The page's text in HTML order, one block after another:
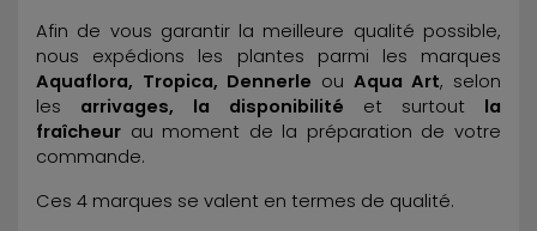
Afin de vous garantir la meilleure qualité possible,
nous expédions les plantes parmi les marques
Aquaflora, Tropica, Dennerle ou Aqua Art, selon
les arrivages, la disponibilité et surtout la
fraîcheur au moment de la préparation de votre
commande.
Ces 4 marques se valent en termes de qualité.